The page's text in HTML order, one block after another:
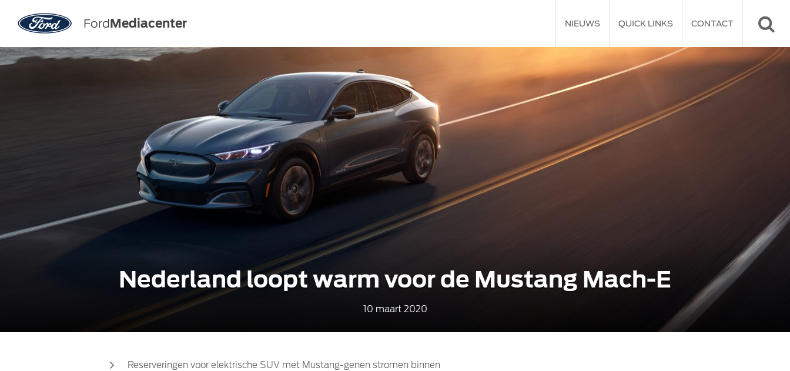
FordMediacenter NIEUWS QUICK LINKS CONTACT
Nederland loopt warm voor de Mustang Mach-E
10 maart 2020
Reserveringen voor elektrische SUV met Mustang-genen stromen binnen